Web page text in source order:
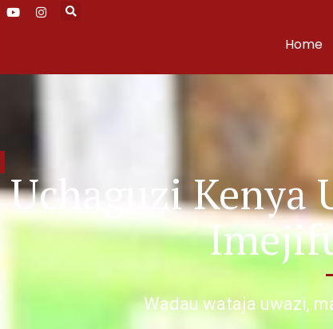
Home
Uchaguzi Kenya
Wadau wataja uwazi,